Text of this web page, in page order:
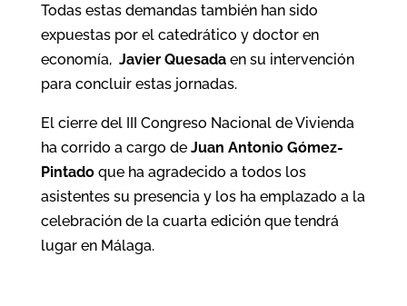
Todas estas demandas también han sido
expuestas por el catedrático y doctor en
economía, Javier Quesadaen su intervención
para concluir estas jornadas.
El cierre del III Congreso Nacional de Vivienda
ha corrido a cargo de Juan Antonio Gómez-
Pintadoque ha agradecido a todos los
asistentes su presencia y los ha emplazado a la
celebración de la cuarta edición que tendrá
lugar en Málaga.